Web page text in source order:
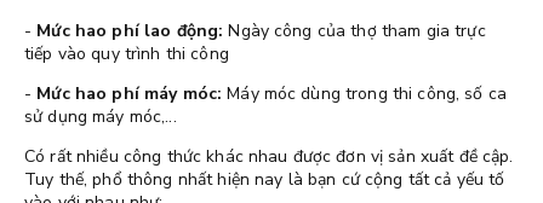
- Mức hao phí lao động:Ngày công của thợ tham gia trực
tiếp vào quy trình thi công
- Mức hao phí máy móc:Máy móc dùng trong thi công, số ca
sử dụng máy móc,...
Có rất nhiều công thức khác nhau được đơn vị sản xuất đề cập.
Tuy thế, phổ thông nhất hiện nay là bạn cứ cộng tất cả yếu tố